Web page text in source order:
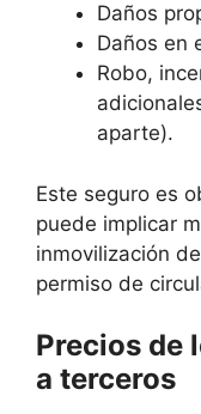
Daños
Daños en
Robo,
aparte).
Este seguro es
puede implicar
inmovilización
permiso de
Precios de
a terceros